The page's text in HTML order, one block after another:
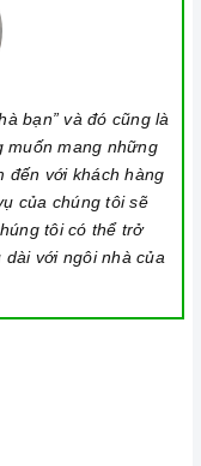
bạn” và đó cũng là
muốn mang những
đến với khách hàng
của chúng tôi sẽ
tôi có thể trở
với ngôi nhà của